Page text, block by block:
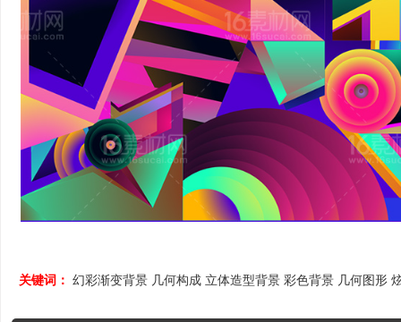
关键词： 幻彩渐变背景 几何构成 立体造型背景 彩色背景 几何图形